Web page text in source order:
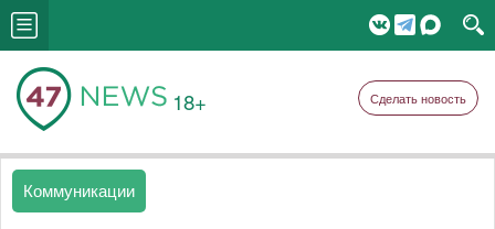
18+ Сделать новость
Коммуникации